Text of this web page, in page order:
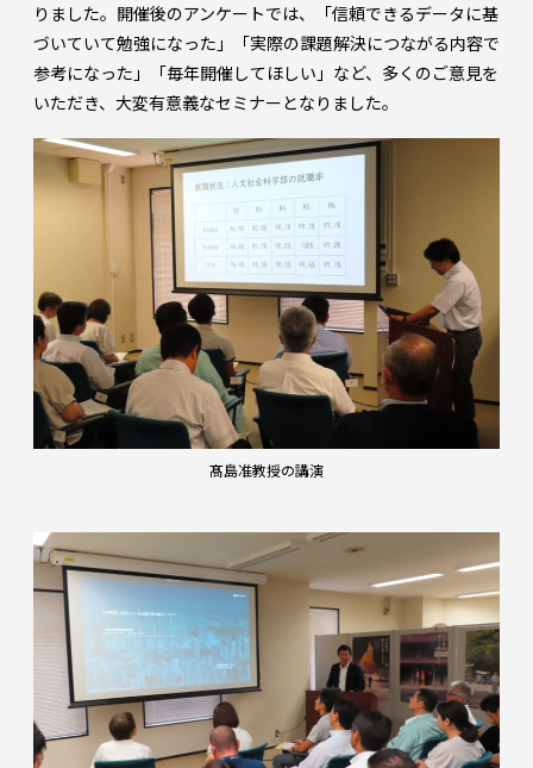
りました。開催後のアンケートでは、「信頼できるデータに基
づいていて勉強になった」「実際の課題解決につながる内容で
参考になった」「毎年開催してほしい」など、多くのご意見を
いただき、大変有意義なセミナーとなりました。
髙島准教授の講演